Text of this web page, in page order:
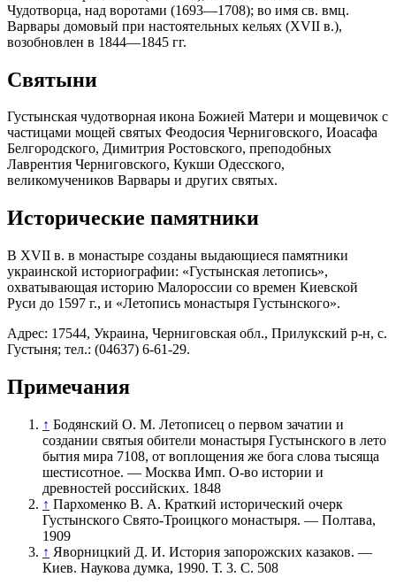
Чудотворца, над воротами (1693—1708); во имя св. вмц.
Варвары домовый при настоятельных кельях (XVII в.),
возобновлен в 1844—1845 гг.
Святыни
Густынская чудотворная икона Божией Матери и мощевичок с
частицами мощей святых Феодосия Черниговского, Иоасафа
Белгородского, Димитрия Ростовского, преподобных
Лаврентия Черниговского, Кукши Одесского,
великомучеников Варвары и других святых.
Исторические памятники
В XVII в. в монастыре созданы выдающиеся памятники
украинской историографии: «Густынская летопись»,
охватывающая историю Малороссии со времен Киевской
Руси до 1597 г., и «Летопись монастыря Густынского».
Адрес: 17544, Украина, Черниговская обл., Прилукский р-н, с.
Густыня; тел.: (04637) 6-61-29.
Примечания
↑ Бодянский О. М. Летописец о первом зачатии и
создании святыя обители монастыря Густынского в лето
бытия мира 7108, от воплощения же бога слова тысяща
шестисотное. ― Москва Имп. О-во истории и
древностей российских. 1848
↑ Пархоменко В. А. Краткий исторический очерк
Густынского Свято-Троицкого монастыря. ― Полтава,
1909
↑ Яворницкий Д. И. История запорожских казаков. ―
Киев. Наукова думка, 1990. Т. 3. С. 508